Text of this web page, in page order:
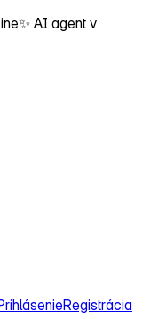
✨ AI agent v
Registrácia